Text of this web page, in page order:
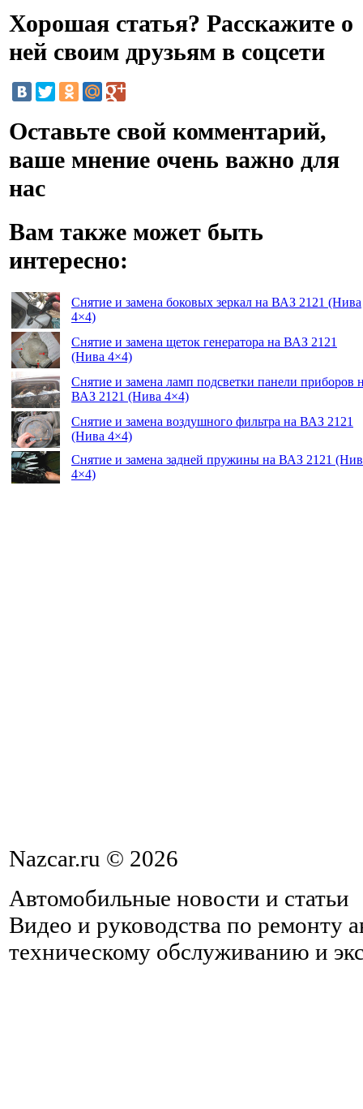
Хорошая статья? Расскажите о
ней своим друзьям в соцсети
Оставьте свой комментарий,
ваше мнение очень важно для
нас
Вам также может быть
интересно:
Снятие и замена боковых зеркал на ВАЗ 2121 (Нива
4×4)
Снятие и замена щеток генератора на ВАЗ 2121
(Нива 4×4)
Снятие и замена ламп подсветки панели приборов
ВАЗ 2121 (Нива 4×4)
Снятие и замена воздушного фильтра на ВАЗ 2121
(Нива 4×4)
Снятие и замена задней пружины на ВАЗ 2121
4×4)
Nazcar.ru © 2026
Автомобильные новости и статьи
Видео и руководства по ремонту
техническому обслуживанию и